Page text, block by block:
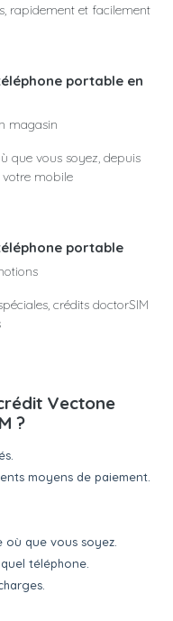
rapidement et facilement
portable en
magasin
que vous soyez, depuis
mobile
portable
crédits doctorSIM
Vectone
?
moyens de paiement.
que vous soyez.
téléphone.